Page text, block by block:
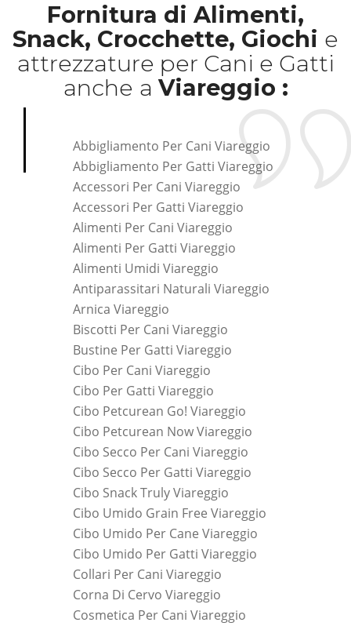
Fornitura di Alimenti,
Snack, Crocchette, Giochi e
attrezzature per Cani e Gatti
anche a Viareggio :
Abbigliamento Per Cani Viareggio
Abbigliamento Per Gatti Viareggio
Accessori Per Cani Viareggio
Accessori Per Gatti Viareggio
Alimenti Per Cani Viareggio
Alimenti Per Gatti Viareggio
Alimenti Umidi Viareggio
Antiparassitari Naturali Viareggio
Arnica Viareggio
Biscotti Per Cani Viareggio
Bustine Per Gatti Viareggio
Cibo Per Cani Viareggio
Cibo Per Gatti Viareggio
Cibo Petcurean Go! Viareggio
Cibo Petcurean Now Viareggio
Cibo Secco Per Cani Viareggio
Cibo Secco Per Gatti Viareggio
Cibo Snack Truly Viareggio
Cibo Umido Grain Free Viareggio
Cibo Umido Per Cane Viareggio
Cibo Umido Per Gatti Viareggio
Collari Per Cani Viareggio
Corna Di Cervo Viareggio
Cosmetica Per Cani Viareggio